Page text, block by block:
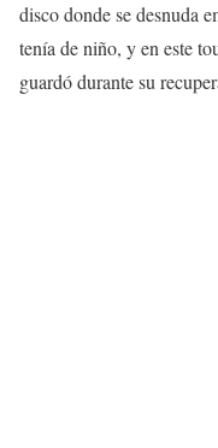
disco donde se desnuda
tenía de niño, y en este
guardó durante su